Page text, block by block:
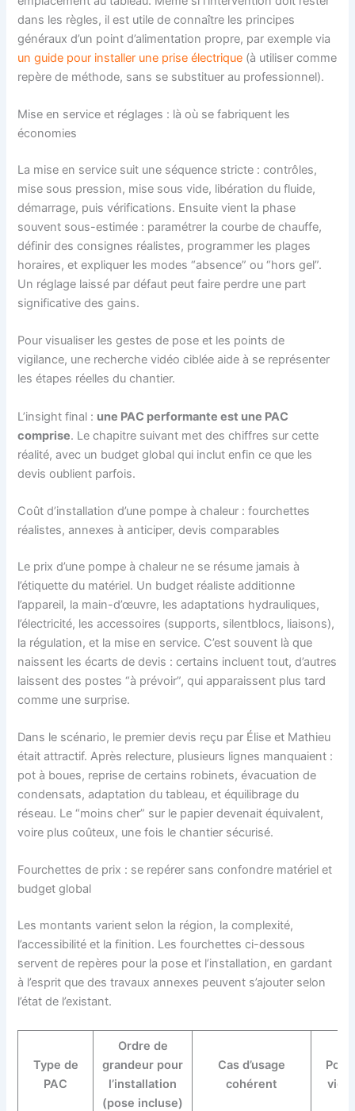
dans les règles, il est utile de connaître les principes
généraux d’un point d’alimentation propre, par exemple via
un guide pour installer une prise électrique (à utiliser comme
repère de méthode, sans se substituer au professionnel).
Mise en service et réglages : là où se fabriquent les
économies
La mise en service suit une séquence stricte : contrôles,
mise sous pression, mise sous vide, libération du fluide,
démarrage, puis vérifications. Ensuite vient la phase
souvent sous-estimée : paramétrer la courbe de chauffe,
définir des consignes réalistes, programmer les plages
horaires, et expliquer les modes “absence” ou “hors gel”.
Un réglage laissé par défaut peut faire perdre une part
significative des gains.
Pour visualiser les gestes de pose et les points de
vigilance, une recherche vidéo ciblée aide à se représenter
les étapes réelles du chantier.
L’insight final : une PAC performante est une PAC
comprise. Le chapitre suivant met des chiffres sur cette
réalité, avec un budget global qui inclut enfin ce que les
devis oublient parfois.
Coût d’installation d’une pompe à chaleur : fourchettes
réalistes, annexes à anticiper, devis comparables
Le prix d’une pompe à chaleur ne se résume jamais à
l’étiquette du matériel. Un budget réaliste additionne
l’appareil, la main-d’œuvre, les adaptations hydrauliques,
l’électricité, les accessoires (supports, silentblocs, liaisons),
la régulation, et la mise en service. C’est souvent là que
naissent les écarts de devis : certains incluent tout, d’autres
laissent des postes “à prévoir”, qui apparaissent plus tard
comme une surprise.
Dans le scénario, le premier devis reçu par Élise et Mathieu
était attractif. Après relecture, plusieurs lignes manquaient :
pot à boues, reprise de certains robinets, évacuation de
condensats, adaptation du tableau, et équilibrage du
réseau. Le “moins cher” sur le papier devenait équivalent,
voire plus coûteux, une fois le chantier sécurisé.
Fourchettes de prix : se repérer sans confondre matériel et
budget global
Les montants varient selon la région, la complexité,
l’accessibilité et la finition. Les fourchettes ci-dessous
servent de repères pour la pose et l’installation, en gardant
à l’esprit que des travaux annexes peuvent s’ajouter selon
l’état de l’existant.
Type de
PAC
Ordre de
grandeur pour
l’installation
(pose incluse)
Cas d’usage
cohérent